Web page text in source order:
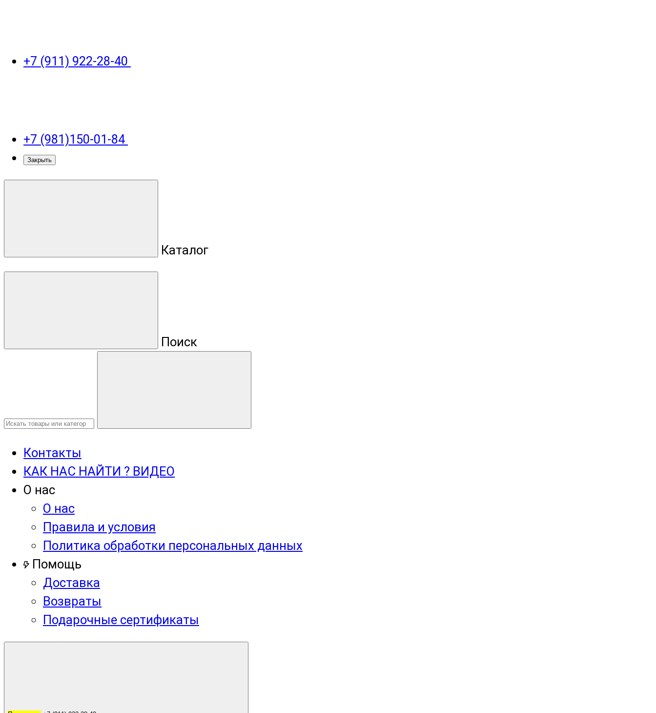
+7 (911) 922-28-40
+7 (981)150-01-84
Закрыть
Каталог
Поиск
Контакты
КАК НАС НАЙТИ ? ВИДЕО
О нас
О нас
Правила и условия
Политика обработки персональных данных
Помощь
Доставка
Возвраты
Подарочные сертификаты